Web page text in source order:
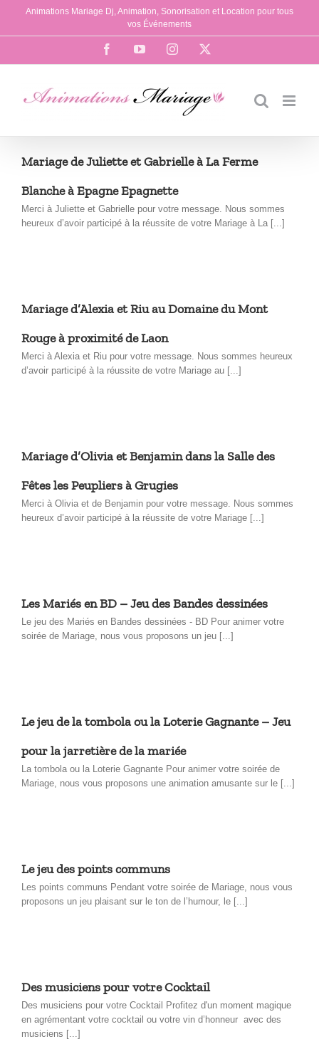
Passer
contenu
Animations Mariage Dj, Animation, Sonorisation et Location pour tous
vos Événements
FacebookYouTubeInstagram
Mariage de Juliette et Gabrielle à La Ferme
Blanche à Epagne Epagnette
Merci à Juliette et Gabrielle pour votre message. Nous sommes
heureux d’avoir participé à la réussite de votre Mariage à La [...]
Mariage d’Alexia et Riu au Domaine du Mont
Rouge à proximité de Laon
Merci à Alexia et Riu pour votre message. Nous sommes heureux
d’avoir participé à la réussite de votre Mariage au [...]
Mariage d’Olivia et Benjamin dans la Salle des
Fêtes les Peupliers à Grugies
Merci à Olivia et de Benjamin pour votre message. Nous sommes
heureux d’avoir participé à la réussite de votre Mariage [...]
Les Mariés en BD – Jeu des Bandes dessinées
Le jeu des Mariés en Bandes dessinées - BD Pour animer votre
soirée de Mariage, nous vous proposons un jeu [...]
Le jeu de la tombola ou la Loterie Gagnante – Jeu
pour la jarretière de la mariée
La tombola ou la Loterie Gagnante Pour animer votre soirée de
Mariage, nous vous proposons une animation amusante sur le [...]
Le jeu des points communs
Les points communs Pendant votre soirée de Mariage, nous vous
proposons un jeu plaisant sur le ton de l’humour, le [...]
Des musiciens pour votre Cocktail
Des musiciens pour votre Cocktail Profitez d'un moment magique
en agrémentant votre cocktail ou votre vin d’honneur avec des
musiciens [...]